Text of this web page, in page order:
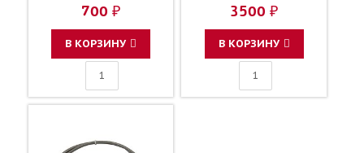
700 ₽
В КОРЗИНУ
3500 ₽
В КОРЗИНУ